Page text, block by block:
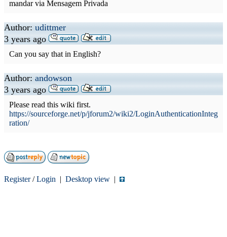
mandar via Mensagem Privada
Author: udittmer
3 years ago
Can you say that in English?
Author: andowson
3 years ago
Please read this wiki first.
https://sourceforge.net/p/jforum2/wiki2/LoginAuthenticationInteg
ration/
Register/Login | Desktop view |